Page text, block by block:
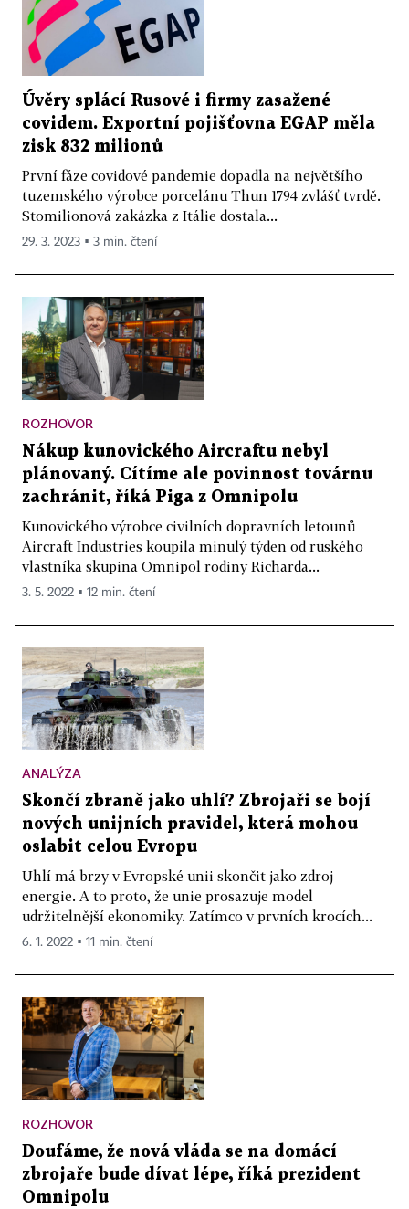
Úvěry splácí Rusové i firmy zasažené
covidem. Exportní pojišťovna EGAP měla
zisk 832 milionů
První fáze covidové pandemie dopadla na největšího
tuzemského výrobce porcelánu Thun 1794 zvlášť tvrdě.
Stomilionová zakázka z Itálie dostala...
29. 3. 2023 ▪ 3 min. čtení
ROZHOVOR
Nákup kunovického Aircraftu nebyl
plánovaný. Cítíme ale povinnost továrnu
zachránit, říká Piga z Omnipolu
Kunovického výrobce civilních dopravních letounů
Aircraft Industries koupila minulý týden od ruského
vlastníka skupina Omnipol rodiny Richarda...
3. 5. 2022 ▪ 12 min. čtení
ANALÝZA
Skončí zbraně jako uhlí? Zbrojaři se bojí
nových unijních pravidel, která mohou
oslabit celou Evropu
Uhlí má brzy v Evropské unii skončit jako zdroj
energie. A to proto, že unie prosazuje model
udržitelnější ekonomiky. Zatímco v prvních krocích...
6. 1. 2022 ▪ 11 min. čtení
ROZHOVOR
Doufáme, že nová vláda se na domácí
zbrojaře bude dívat lépe, říká prezident
Omnipolu